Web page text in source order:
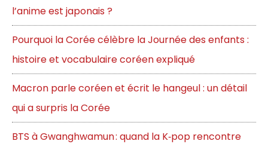
l’anime est japonais ?
Pourquoi la Corée célèbre la Journée des enfants :
histoire et vocabulaire coréen expliqué
Macron parle coréen et écrit le hangeul : un détail
qui a surpris la Corée
BTS à Gwanghwamun : quand la K‑pop rencontre